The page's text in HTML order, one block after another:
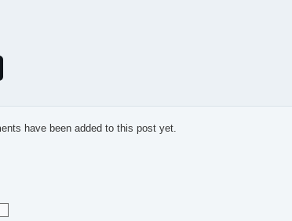
have been added to this post yet.